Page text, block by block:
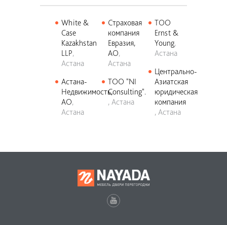
White &
Case
Kazakhstan
LLP
Астана
Астана-
Недвижимость,
АО
Астана
Страховая
компания
Евразия,
АО
Астана
ТОО "NI
Consulting".
Астана
ТОО
Ernst &
Young
Астана
Центрально-
Азиатская
юридическая
компания
Астана